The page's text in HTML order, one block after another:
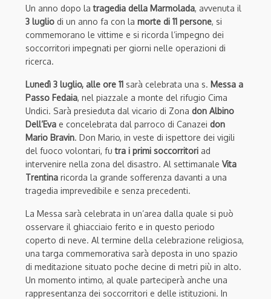
Un anno dopo latragedia della Marmolada, avvenuta il
3 luglio di un anno fa con la morte di 11 persone, si
commemorano le vittime e si ricorda l’impegno dei
soccorritori impegnati per giorni nelle operazioni di
ricerca.
Lunedì 3 luglio, alle ore 11 sarà celebrata una s. Messa a
Passo Fedaia, nel piazzale a monte del rifugio Cima
Undici. Sarà presieduta dal vicario di Zona don Albino
Dell’Eva e concelebrata dal parroco di Canazei don
Mario Bravin. Don Mario, in veste di ispettore dei vigili
del fuoco volontari, futra i primi soccorritori ad
intervenire nella zona del disastro. Al settimanale Vita
Trentina ricorda la grande sofferenza davanti a una
tragedia imprevedibile e senza precedenti.
La Messa sarà celebrata in un’area dalla quale si può
osservare il ghiacciaio ferito e in questo periodo
coperto di neve. Al termine della celebrazione religiosa,
una targa commemorativa sarà deposta in uno spazio
di meditazione situato poche decine di metri più in alto.
Un momento intimo, al quale parteciperà anche una
rappresentanza dei soccorritori e delle istituzioni. In